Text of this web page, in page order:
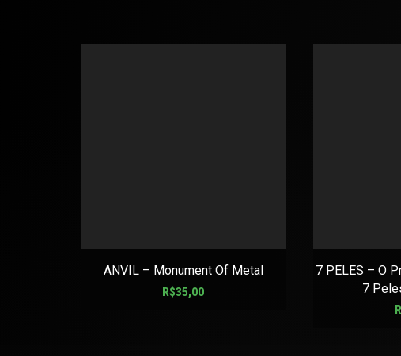
ANVIL – Monument Of Metal
R$35,00
7 PELES – O
7